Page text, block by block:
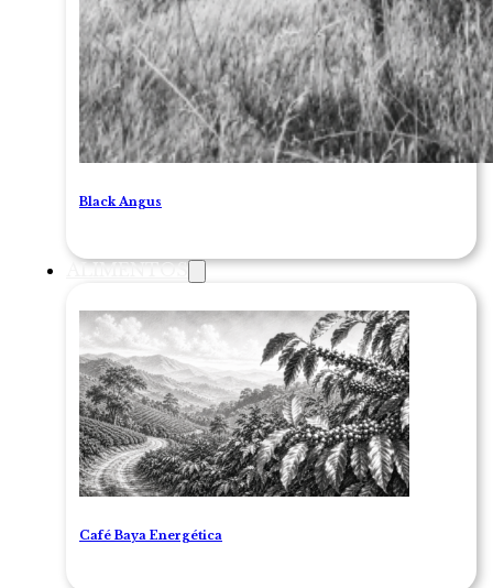
Black Angus
ALIMENTOS
Café Baya Energética